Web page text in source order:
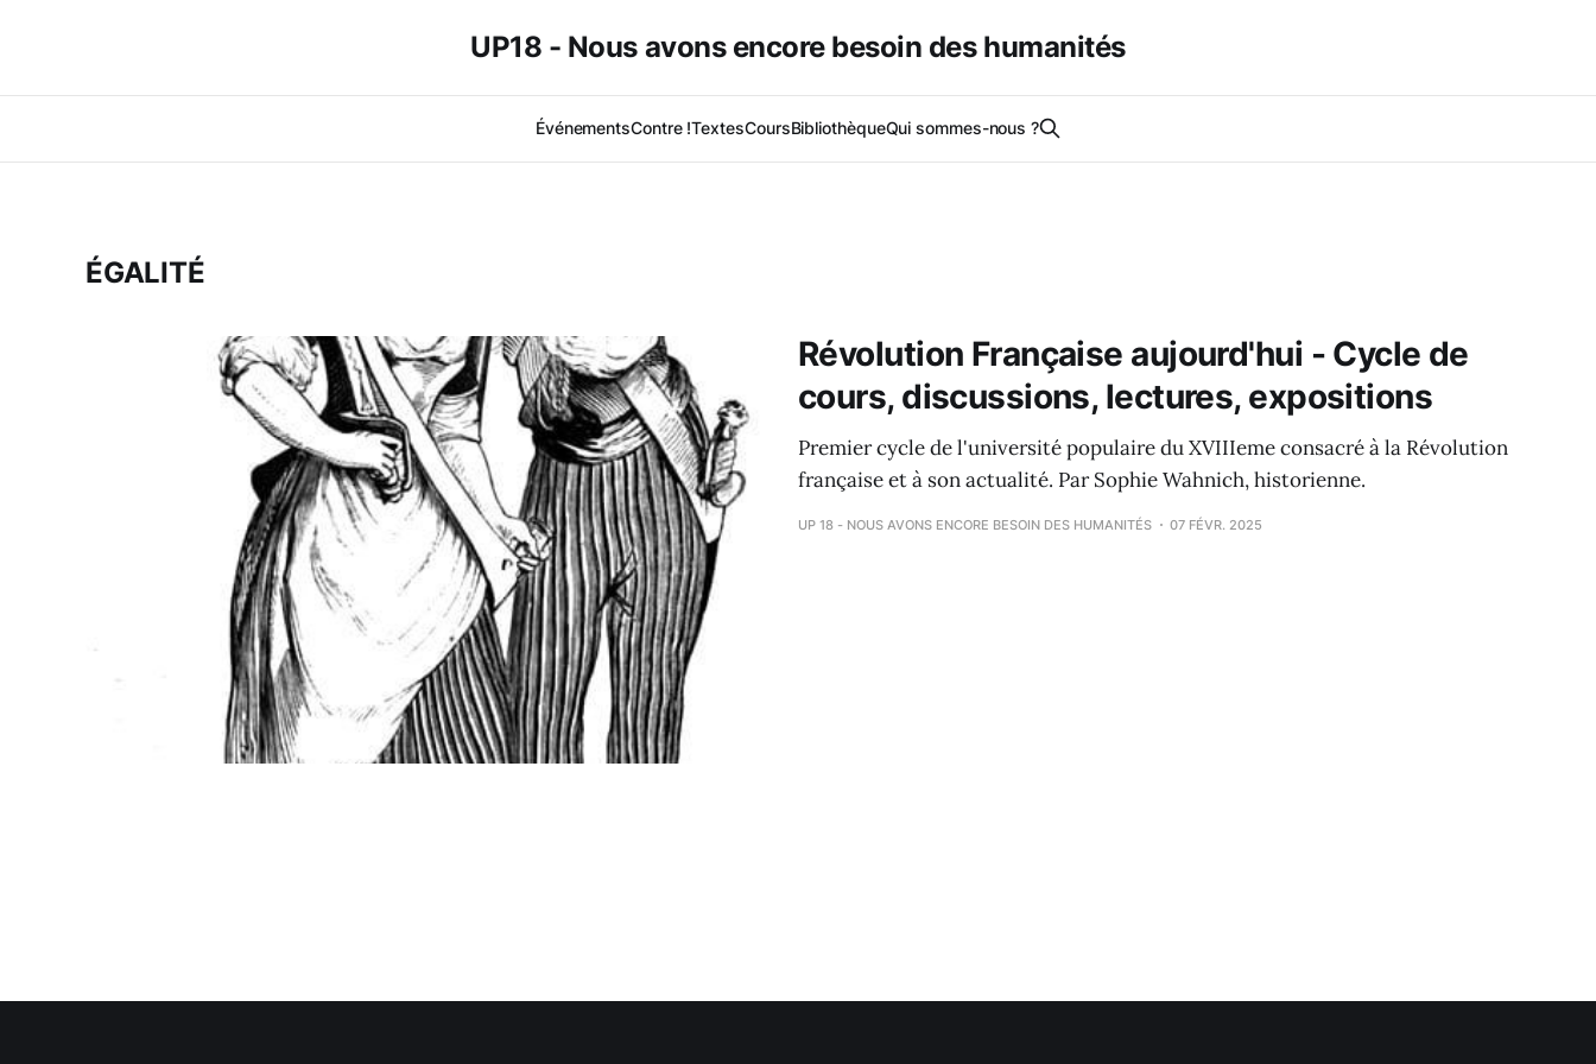
UP18 - Nous avons encore besoin des humanités
ÉvénementsContre !TextesCoursBibliothèqueQui sommes-nous ?
ÉGALITÉ
Révolution Française aujourd'hui - Cycle de
cours, discussions, lectures, expositions
Premier cycle de l'université populaire du XVIIIeme consacré à la Révolution
française et à son actualité. Par Sophie Wahnich, historienne.
UP 18 - NOUS AVONS ENCORE BESOIN DES HUMANITÉS 07 FÉVR. 2025